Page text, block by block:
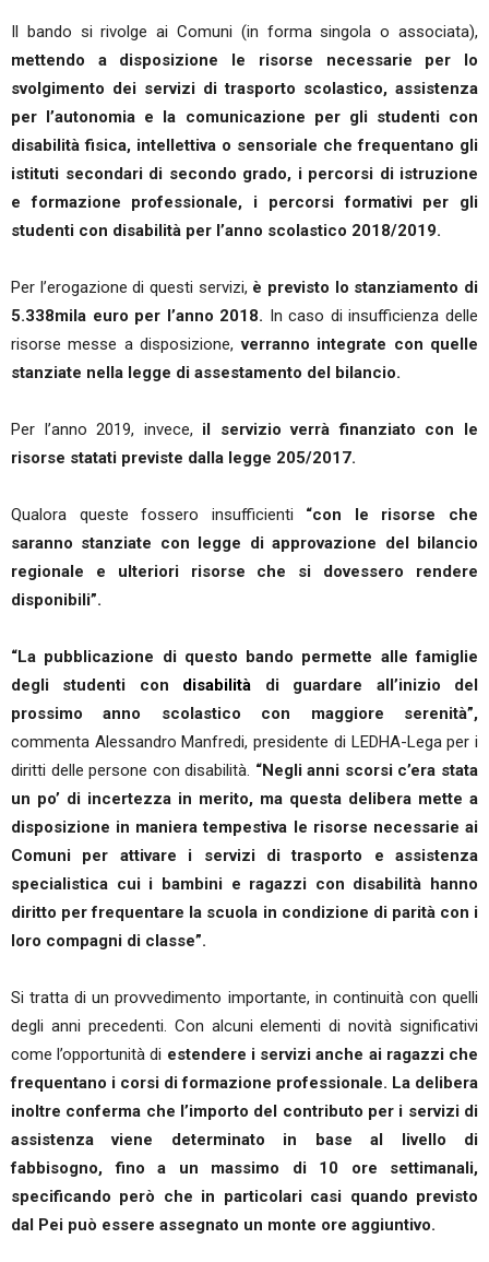
Il bando si rivolge ai Comuni (in forma singola o associata),
mettendo a disposizione le risorse necessarie per lo
svolgimento dei servizi di trasporto scolastico, assistenza
per l’autonomia e la comunicazione per gli studenti con
disabilità fisica, intellettiva o sensoriale che frequentano gli
istituti secondari di secondo grado, i percorsi di istruzione
e formazione professionale, i percorsi formativi per gli
studenti con disabilità per l’anno scolastico 2018/2019.
Per l’erogazione di questi servizi, è previsto lo stanziamento di
5.338mila euro per l’anno 2018. In caso di insufficienza delle
risorse messe a disposizione,verranno integrate con quelle
stanziate nella legge di assestamento del bilancio.
Per l’anno 2019, invece, il servizio verrà finanziato con le
risorse statati previste dalla legge 205/2017.
Qualora queste fossero insufficienti “con le risorse che
saranno stanziate con legge di approvazione del bilancio
regionale e ulteriori risorse che si dovessero rendere
disponibili”.
“La pubblicazione di questo bando permette alle famiglie
degli studenti con disabilità di guardare all’inizio del
prossimo anno scolastico con maggiore serenità”,
commenta Alessandro Manfredi, presidente di LEDHA-Lega per i
diritti delle persone con disabilità. “Negli anni scorsi c’era stata
un po’ di incertezza in merito, ma questa delibera mette a
disposizione in maniera tempestiva le risorse necessarie ai
Comuni per attivare i servizi di trasporto e assistenza
specialistica cui i bambini e ragazzi con disabilità hanno
diritto per frequentare la scuola in condizione di parità con i
loro compagni di classe”.
Si tratta di un provvedimento importante, in continuità con quelli
degli anni precedenti. Con alcuni elementi di novità significativi
come l’opportunità di estendere i servizi anche ai ragazzi che
frequentano i corsi di formazione professionale. La delibera
inoltre conferma che l’importo del contributo per i servizi di
assistenza viene determinato in base al livello di
fabbisogno, fino a un massimo di 10 ore settimanali,
specificando però che in particolari casi quando previsto
dal Pei può essere assegnato un monte ore aggiuntivo.